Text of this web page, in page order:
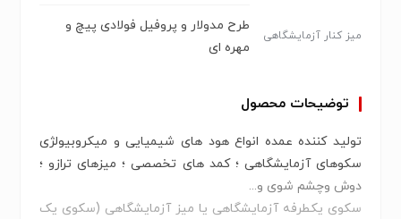
میز کنار آزمایشگاهی
طرح مدولار و پروفیل فولادی پیچ و
مهره ای
توضیحات محصول
تولید کننده عمده انواع هود های شیمیایی و میکروبیولژی
سکوهای آزمایشگاهی ؛ کمد های تخصصی ؛ میزهای ترازو ؛
دوش وچشم شوی و...
سکوی یکطرفه آزمایشگاهی یا میز آزمایشگاهی (سکوی یک